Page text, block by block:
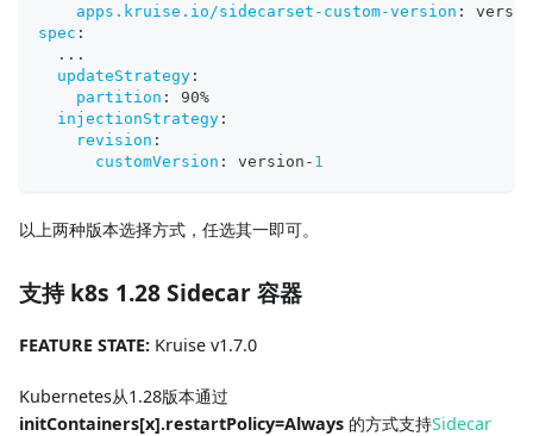
apps.kruise.io/sidecarset-custom-version :
spec :
...
updateStrategy :
partition :
90%
injectionStrategy :
revision :
customVersion : version - 1
以上两种版本选择方式，任选其一即可。
支持 k8s 1.28 Sidecar 容器
FEATURE STATE: Kruise v1.7.0
Kubernetes从1.28版本通过
initContainers[x].restartPolicy=Always 的方式支持Sidecar